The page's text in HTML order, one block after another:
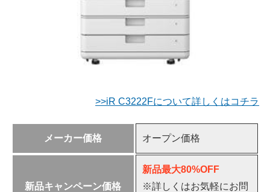
>>iR C3222Fについて詳しくはコチラ
メーカー価格 オープン価格
新品キャンペーン価格
新品最大80%OFF
※詳しくはお気軽にお問